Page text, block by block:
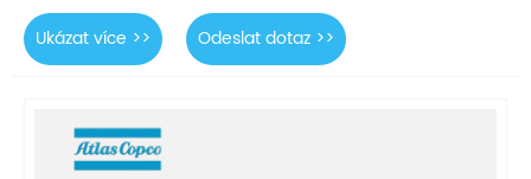
Ukázat více >> Odeslat dotaz >>